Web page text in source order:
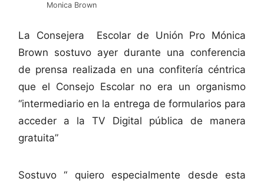
Monica Brown
La Consejera Escolar de Unión Pro Mónica
Brown sostuvo ayer durante una conferencia
de prensa realizada en una confitería céntrica
que el Consejo Escolar no era un organismo
“intermediario en la entrega de formularios para
acceder a la TV Digital pública de manera
gratuita”
Sostuvo “ quiero especialmente desde esta